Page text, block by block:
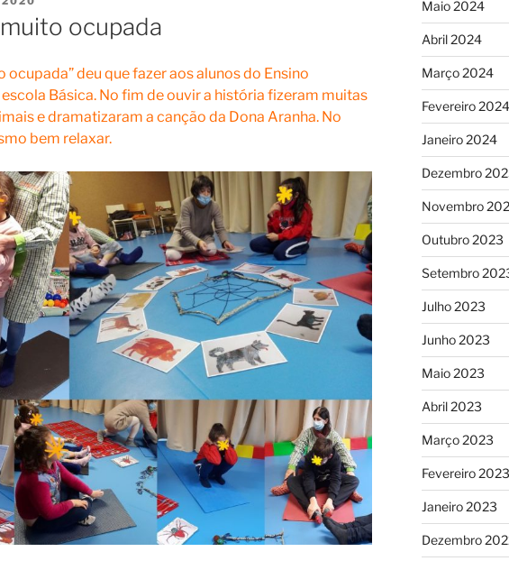
ocupada
ocupada” deu que fazer aos alunos do Ensino
Básica. No fim de ouvir a história fizeram muitas
e dramatizaram a canção da Dona Aranha. No
bem relaxar.
Maio 2024
Abril 2024
Março 2024
Fevereiro 2024
Janeiro 2024
Dezembro
Novembro
Outubro 2023
Setembro
Julho 2023
Junho 2023
Maio 2023
Abril 2023
Março 2023
Fevereiro 2023
Janeiro 2023
Dezembro